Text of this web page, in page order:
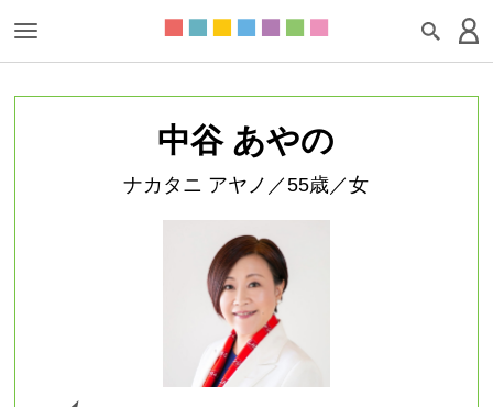
中谷 あやの
ナカタニ アヤノ／55歳／女